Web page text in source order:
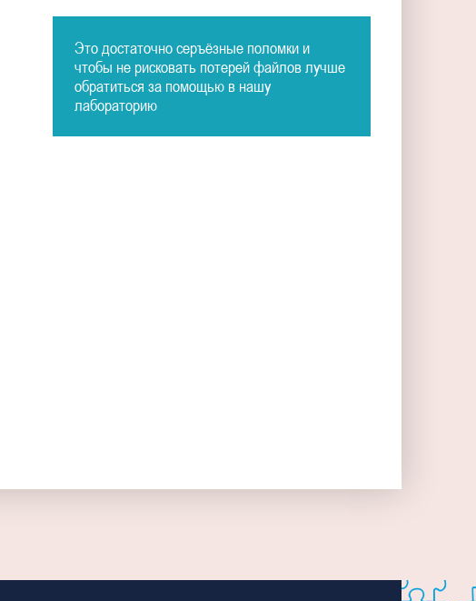
Это достаточно серъёзные поломки и
чтобы не рисковать потерей файлов лучше
обратиться за помощью в нашу
лабораторию